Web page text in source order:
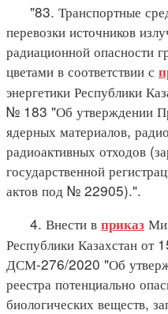
"83. Транспортные
перевозки источников
радиационной опасности
цветами в соответствии с
энергетики Республики
№ 183 "Об утверждении
ядерных материалов,
радиоактивных отходов
государственной
актов под № 22905).".
4. Внести в приказ
Республики Казахстан
ДСМ-276/2020 "Об
реестра потенциально
биологических веществ,